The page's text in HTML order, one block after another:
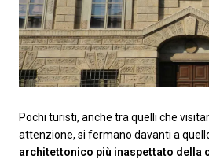
Pochi turisti, anche tra quelli che
attenzione, si fermano davanti a
architettonico più inaspettato della